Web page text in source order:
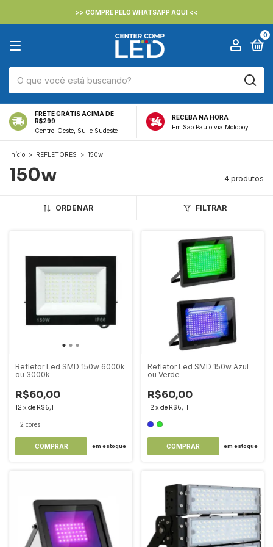
>> COMPRE PELO WHATSAPP AQUI <<
0
FRETE GRÁTIS ACIMA DE
R$299
Centro-Oeste, Sul e Sudeste
RECEBA NA HORA
Em São Paulo via Motoboy
Início > REFLETORES > 150w
150w 4 produtos
ORDENAR FILTRAR
Refletor Led SMD 150w 6000k
ou 3000k
R$60,00
12 x de R$6,11
2 cores
COMPRAR em estoque
Refletor Led SMD 150w Azul
ou Verde
R$60,00
12 x de R$6,11
COMPRAR em estoque